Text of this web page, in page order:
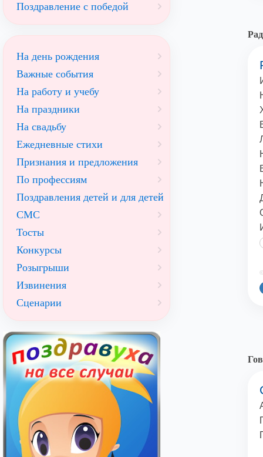
Поздравление с победой
На день рождения
Важные события
На работу и учебу
На праздники
На свадьбу
Ежедневные стихи
Признания и предложения
По профессиям
Поздравления детей и для детей
СМС
Тосты
Конкурсы
Розыгрыши
Извинения
Сценарии